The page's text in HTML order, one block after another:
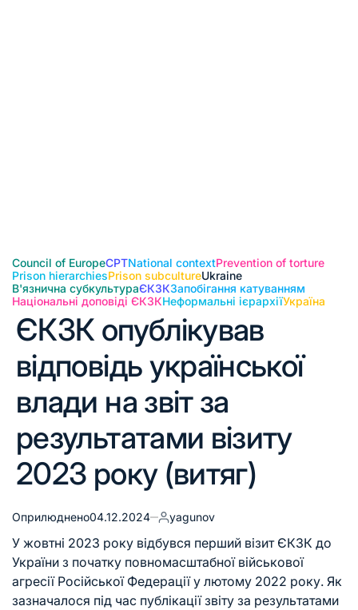
Council of EuropeCPTNational contextPrevention of torture
Prison hierarchiesPrison subcultureUkraine
В'язнична субкультураЄКЗКЗапобігання катуванням
Національні доповіді ЄКЗКНеформальні ієрархіїУкраїна
ЄКЗК опублікував
відповідь української
влади на звіт за
результатами візиту
2023 року (витяг)
Оприлюднено04.12.2024 yagunov
У жовтні 2023 року відбувся перший візит ЄКЗК до
України з початку повномасштабної військової
агресії Російської Федерації у лютому 2022 року. Як
зазначалося під час публікації звіту за результатами